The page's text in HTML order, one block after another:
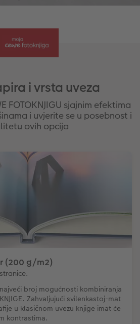
u formatu do 130
mjesta
i vrsta uveza
FOTOKNJIGU sjajnim efektima
i uvjerite se u posebnost i
ovih opcija
(200 g/m2)
broj mogućnosti kombiniranja
Zahvaljujući svilenkastoj-mat
u klasičnom uvezu knjige imat će
kontrastima.